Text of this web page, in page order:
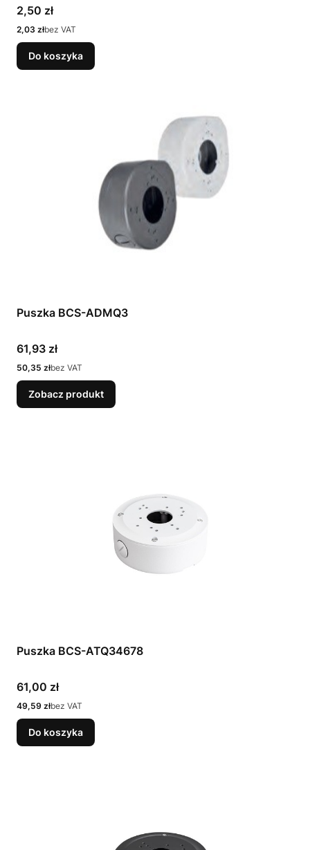
Cena
2,50 zł
Cena
2,03 złbez VAT
Do koszyka
Puszka BCS-ADMQ3
Cena
61,93 zł
Cena
50,35 złbez VAT
Zobacz produkt
Puszka BCS-ATQ34678
Cena
61,00 zł
Cena
49,59 złbez VAT
Do koszyka